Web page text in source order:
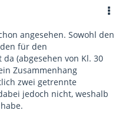
angesehen. Sowohl den
für den
da (abgesehen von Kl. 30
Zusammenhang
zwei getrennte
jedoch nicht, weshalb